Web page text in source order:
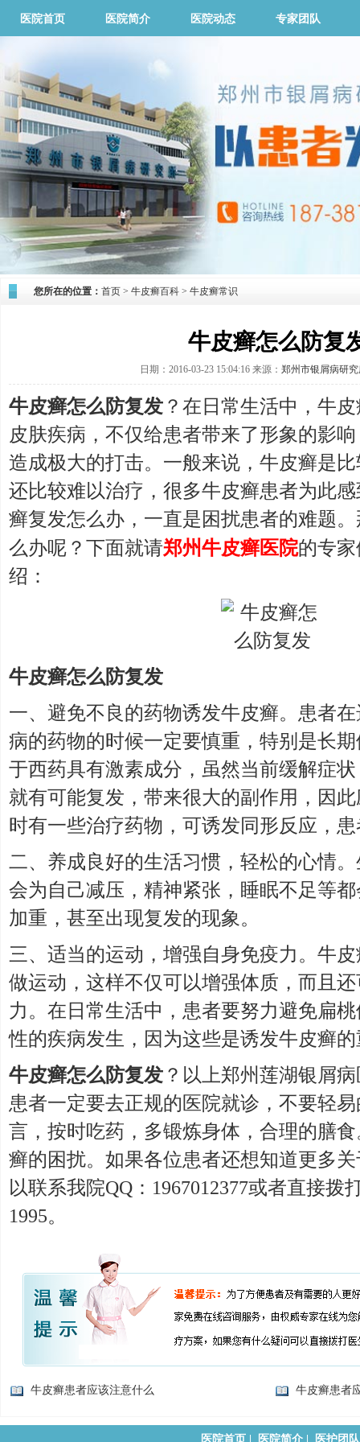
医院首页 医院简介 医院动态 专家团队
您所在的位置： 首页 > 牛皮癣百科 > 牛皮癣常识
牛皮癣怎么防复
日期：2016-03-23 15:04:16 来源： 郑州市银屑病研
牛皮癣怎么防复发 ？在日常生活中，牛
皮肤疾病，不仅给患者带来了形象的影
造成极大的打击。一般来说，牛皮癣是
还比较难以治疗，很多牛皮癣患者为此
癣复发怎么办，一直是困扰患者的难题
么办呢？下面就请郑州牛皮癣医院的专
绍：
牛皮癣怎么防复发
一、避免不良的药物诱发牛皮癣。患者
病的药物的时候一定要慎重，特别是长
于西药具有激素成分，虽然当前缓解症
就有可能复发，带来很大的副作用，因
时有一些治疗药物，可诱发同形反应，
二、养成良好的生活习惯，轻松的心情
会为自己减压，精神紧张，睡眠不足等
加重，甚至出现复发的现象。
三、适当的运动，增强自身免疫力。牛
做运动，这样不仅可以增强体质，而且
力。在日常生活中，患者要努力避免扁
性的疾病发生，因为这些是诱发牛皮癣
牛皮癣怎么防复发 ？以上郑州莲湖银屑
患者一定要去正规的医院就诊，不要轻
言，按时吃药，多锻炼身体，合理的膳
癣的困扰。如果各位患者还想知道更多
以联系我院QQ：1967012377或者直接拨
1995。
牛皮癣患者应该注意什么 牛皮癣患者
医院首页 医院简介 医护团队